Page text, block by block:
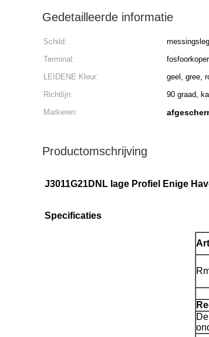
Gedetailleerde informatie
Schild:
Terminal:
fosfoorkoper
LEIDENE Kleur:
geel, gree,
Richtlijn:
90 graad,
Markeren:
Productomschrijving
J3011G21DNL lage Profiel Enige
Specificaties